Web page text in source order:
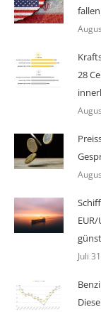
fallen
28
Juli